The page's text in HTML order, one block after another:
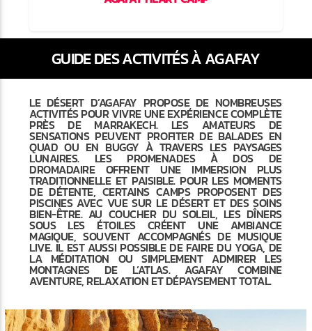
GUIDE DES ACTIVITÉS À AGAFAY
LE DÉSERT D’AGAFAY PROPOSE DE NOMBREUSES
ACTIVITÉS POUR VIVRE UNE EXPÉRIENCE COMPLÈTE
PRÈS DE MARRAKECH. LES AMATEURS DE
SENSATIONS PEUVENT PROFITER DE BALADES EN
QUAD OU EN BUGGY À TRAVERS LES PAYSAGES
LUNAIRES. LES PROMENADES À DOS DE
DROMADAIRE OFFRENT UNE IMMERSION PLUS
TRADITIONNELLE ET PAISIBLE. POUR LES MOMENTS
DE DÉTENTE, CERTAINS CAMPS PROPOSENT DES
PISCINES AVEC VUE SUR LE DÉSERT ET DES SOINS
BIEN-ÊTRE. AU COUCHER DU SOLEIL, LES DÎNERS
SOUS LES ÉTOILES CRÉENT UNE AMBIANCE
MAGIQUE, SOUVENT ACCOMPAGNÉS DE MUSIQUE
LIVE. IL EST AUSSI POSSIBLE DE FAIRE DU YOGA, DE
LA MÉDITATION OU SIMPLEMENT ADMIRER LES
MONTAGNES DE L’ATLAS. AGAFAY COMBINE
AVENTURE, RELAXATION ET DÉPAYSEMENT TOTAL.